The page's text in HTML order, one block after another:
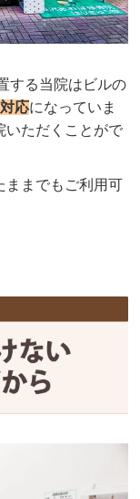
する当院はビルの
応になっていま
いただくことがで
ままでもご利用可